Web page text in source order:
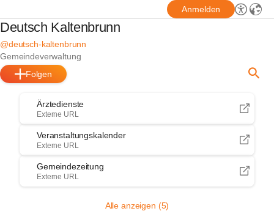
Anmelden
Deutsch Kaltenbrunn
@deutsch-kaltenbrunn
Gemeindeverwaltung
Folgen
Ärztedienste
Externe URL
Veranstaltungskalender
Externe URL
Gemeindezeitung
Externe URL
Alle anzeigen (5)